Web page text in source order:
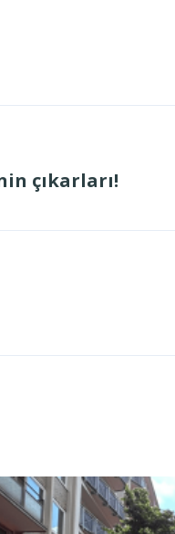
çıkarları!